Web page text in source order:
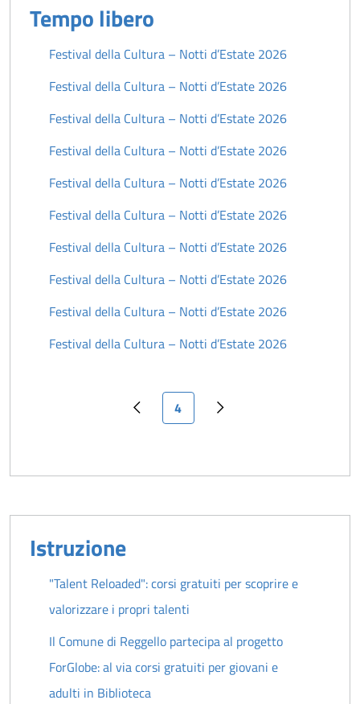
Tempo libero
Festival della Cultura – Notti d’Estate 2026
Festival della Cultura – Notti d’Estate 2026
Festival della Cultura – Notti d’Estate 2026
Festival della Cultura – Notti d’Estate 2026
Festival della Cultura – Notti d’Estate 2026
Festival della Cultura – Notti d’Estate 2026
Festival della Cultura – Notti d’Estate 2026
Festival della Cultura – Notti d’Estate 2026
Festival della Cultura – Notti d’Estate 2026
Festival della Cultura – Notti d’Estate 2026
Pagina precedente
Pagina attuale
4 Pagina successiva
Istruzione
"Talent Reloaded": corsi gratuiti per scoprire e
valorizzare i propri talenti
Il Comune di Reggello partecipa al progetto
ForGlobe: al via corsi gratuiti per giovani e
adulti in Biblioteca